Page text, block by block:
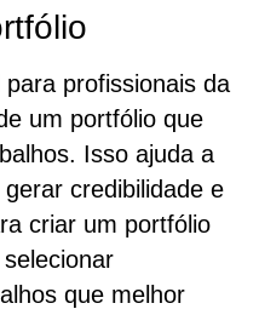
profissionais da
um portfólio que
Isso ajuda a
credibilidade e
criar um portfólio
que melhor